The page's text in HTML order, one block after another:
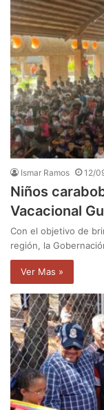
Ismar Ramos 12/
Niños
Vacacional
Con el objetivo de
región, la
Ver Mas »